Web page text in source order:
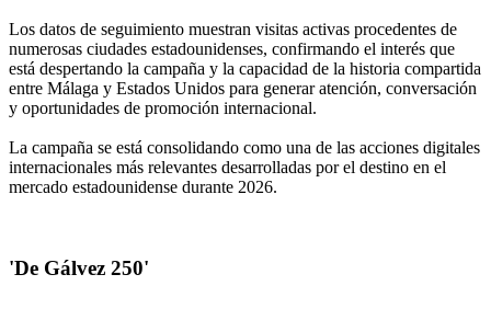
Los datos de seguimiento muestran visitas activas procedentes de
numerosas ciudades estadounidenses, confirmando el interés que
está despertando la campaña y la capacidad de la historia compartida
entre Málaga y Estados Unidos para generar atención, conversación
y oportunidades de promoción internacional.
La campaña se está consolidando como una de las acciones digitales
internacionales más relevantes desarrolladas por el destino en el
mercado estadounidense durante 2026.
'De Gálvez 250'